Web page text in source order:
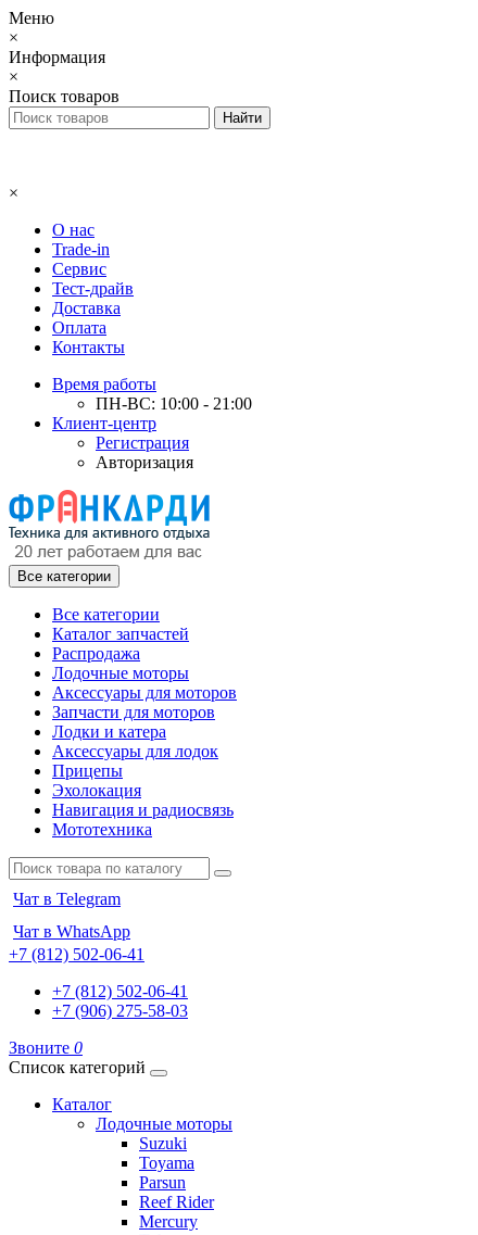
Меню
×
Информация
×
Поиск товаров
×
О нас
Trade-in
Сервис
Тест-драйв
Доставка
Оплата
Контакты
Время работы
ПН-ВС: 10:00 - 21:00
Клиент-центр
Регистрация
Авторизация
Все категории
Все категории
Каталог запчастей
Распродажа
Лодочные моторы
Аксессуары для моторов
Запчасти для моторов
Лодки и катера
Аксессуары для лодок
Прицепы
Эхолокация
Навигация и радиосвязь
Мототехника
Чат в Telegram
Чат в WhatsApp
+7 (812) 502-06-41
+7 (812) 502-06-41
+7 (906) 275-58-03
Звоните 0
Список категорий
Каталог
Лодочные моторы
Suzuki
Toyama
Parsun
Reef Rider
Mercury